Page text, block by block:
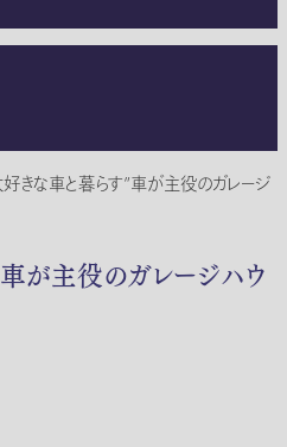
好きな車と暮らす”車が主役のガレージ
が主役のガレージハウ